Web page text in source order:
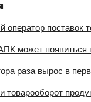
может появиться
товарооборот